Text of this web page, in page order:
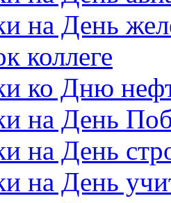
на День
коллеге
ко Дню
на День
на День
на День